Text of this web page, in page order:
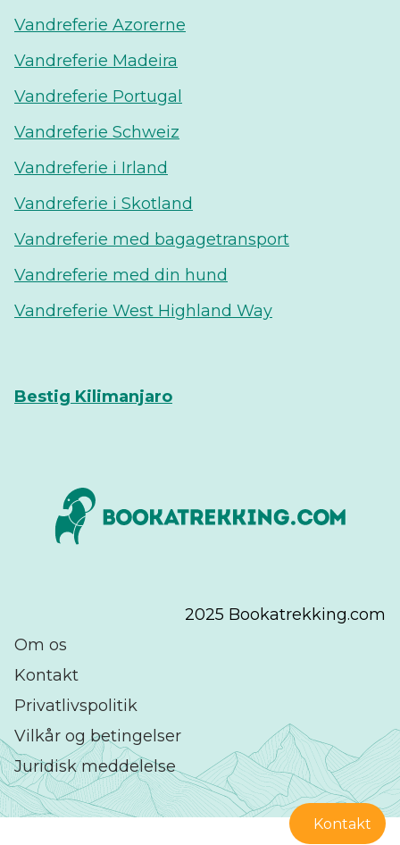
Vandreferie Azorerne
Vandreferie Madeira
Vandreferie Portugal
Vandreferie Schweiz
Vandreferie i Irland
Vandreferie i Skotland
Vandreferie med bagagetransport
Vandreferie med din hund
Vandreferie West Highland Way
Bestig Kilimanjaro
2025 Bookatrekking.com
Om os
Kontakt
Privatlivspolitik
Vilkår og betingelser
Juridisk meddelelse
Kontakt